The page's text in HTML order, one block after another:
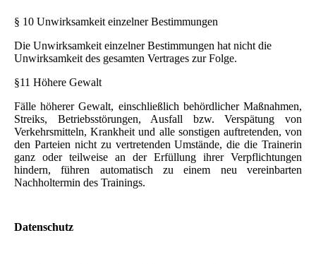
§ 10 Unwirksamkeit einzelner Bestimmungen
Die Unwirksamkeit einzelner Bestimmungen hat nicht die
Unwirksamkeit des gesamten Vertrages zur Folge.
§11 Höhere Gewalt
Fälle höherer Gewalt, einschließlich behördlicher Maßnahmen,
Streiks, Betriebsstörungen, Ausfall bzw. Verspätung von
Verkehrsmitteln, Krankheit und alle sonstigen auftretenden, von
den Parteien nicht zu vertretenden Umstände, die die Trainerin
ganz oder teilweise an der Erfüllung ihrer Verpflichtungen
hindern, führen automatisch zu einem neu vereinbarten
Nachholtermin des Trainings.
Datenschutz